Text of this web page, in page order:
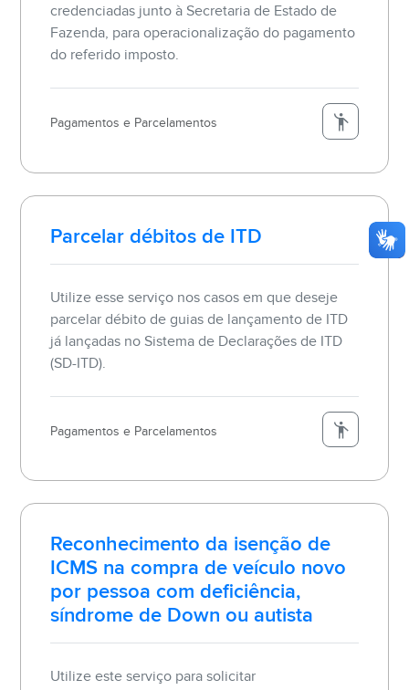
credenciadas junto à Secretaria de Estado de
Fazenda, para operacionalização do pagamento
do referido imposto.
Pagamentos e Parcelamentos
Parcelar débitos de ITD
Utilize esse serviço nos casos em que deseje
parcelar débito de guias de lançamento de ITD
já lançadas no Sistema de Declarações de ITD
(SD-ITD).
Pagamentos e Parcelamentos
Reconhecimento da isenção de
ICMS na compra de veículo novo
por pessoa com deficiência,
síndrome de Down ou autista
Utilize este serviço para solicitar